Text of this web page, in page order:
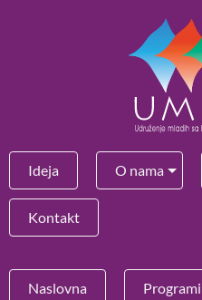
Ideja O nama
Kontakt
Naslovna Programi